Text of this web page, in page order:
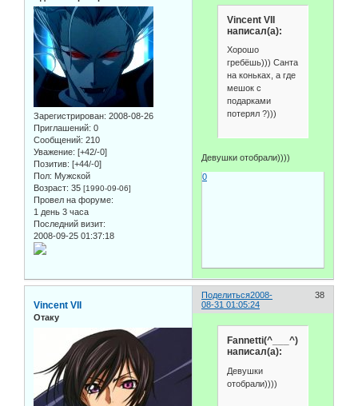
Зарегистрирован: 2008-08-26
Приглашений: 0
Сообщений: 210
Уважение: [+42/-0]
Позитив: [+44/-0]
Пол: Мужской
Возраст: 35 [1990-09-06]
Провел на форуме:
1 день 3 часа
Последний визит:
2008-09-25 01:37:18
Vincent VII
написал(а):
Хорошо
гребёшь))) Санта
на коньках, а где
мешок с
подарками
потерял ?)))
Девушки отобрали))))
0
Поделиться 38
2008-
08-31 01:05:24
Vincent VII
Отаку
Fannetti(^___^)
написал(а):
Девушки
отобрали))))